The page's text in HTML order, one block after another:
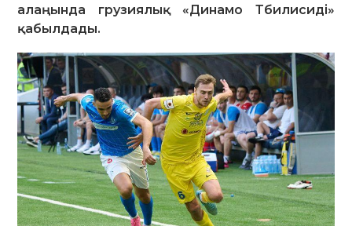
алаңында грузиялық «Динамо Тбилисиді»
қабылдады.